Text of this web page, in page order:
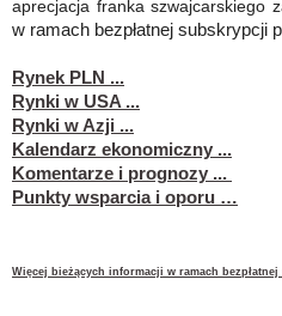
aprecjacja franka szwajcarskiego
w ramach bezpłatnej subskrypcji
Rynek PLN ...
Rynki w USA ...
Rynki w Azji ...
Kalendarz ekonomiczny ...
Komentarze i prognozy ...
Punkty wsparcia i oporu …
Więcej bieżących informacji w ramach